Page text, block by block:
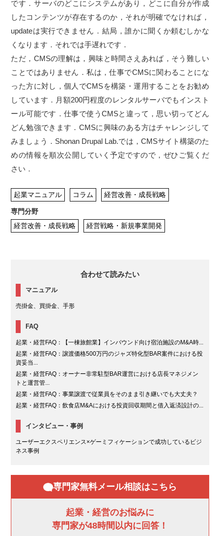
です．サーバのどこにシステムがあり，どこに自分が作成
したコンテンツが存在するのか，それが明確でなければ，
updateは実行できません．結局，誰かに聞くか頼むしかな
くなります．それでは手遅れです．
ただ，CMSの理解は，興味と時間さえあれば，そう難しい
ことではありません．私は，仕事でCMSに関わることにな
った方に対し，個人でCMSを構築・運用することをお勧め
しています．月額200円程度のレンタルサーバでもインスト
ール可能です．仕事で使うCMSと違って，思い切ってどん
どん勉強できます．CMSに興味のある方はチャレンジして
みましょう．Shonan Drupal Lab.では，CMSサイト構築のた
めの情報を順次公開していく予定ですので，ぜひご覧くだ
さい．
起業マニュアル コラム 経営改善・成長戦略
専門分野
経営改善・成長戦略
経営戦略・新規事業開発
合わせて読みたい
マニュアル
売掛金、買掛金、手形
FAQ
起業・経営FAQ：【一棟旅館業】インバウンド向け宿泊施設のM&A時...
起業・経営FAQ：譲渡価格500万円のジャズ特化型BAR案件における投
資妥当...
起業・経営FAQ：オーナー非常駐型BAR運営における店長マネジメン
トと運営管...
起業・経営FAQ：事業譲渡で従業員をそのまま引き継いでも大丈夫？
起業・経営FAQ：飲食店M&Aにおける投資回収期間と借入返済設計の...
インタビュー・事例
ユーザーエクスペリエンス×ゲーミフィケーションで成功しているビジ
ネス事例
専門家無料メール相談はこちら
起業・経営のお悩みに
専門家が48時間以内に回答！